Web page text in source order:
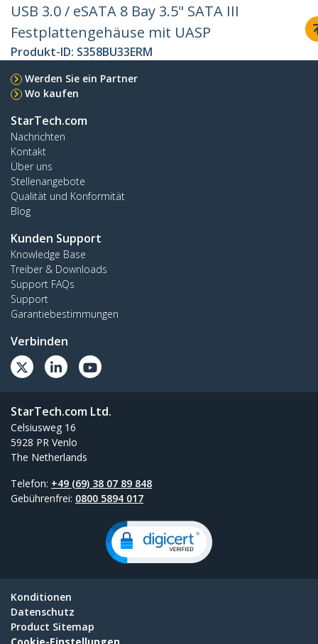
USB 3.0 / eSATA 8 Bay 3.5" SATA III
Festplattengehäuse mit UASP
Produkt-ID: S358BU33ERM
Werden Sie ein Partner
Wo kaufen
StarTech.com
Nachrichten
Kontakt
Über uns
Stellenangebote
Qualität und Konformität
Blog
Kunden Support
Knowledge Base
Treiber & Downloads
Support FAQs
Support
Garantiebestimmungen
Verbinden
StarTech.com Ltd.
Celsiusweg 16
5928 PR Venlo
The Netherlands
Telefon: +49 (69) 38 07 89 848
Gebührenfrei: 0800 5894 017
Konditionen
Datenschutz
Product Sitemap